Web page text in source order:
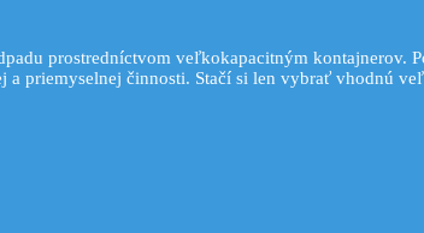
prostredníctvom veľkokapacitným kontajnerov.
priemyselnej činnosti. Stačí si len vybrať vhodnú